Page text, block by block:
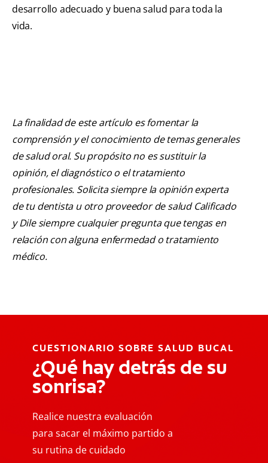
desarrollo adecuado y buena salud para toda la
vida.
La finalidad de este artículo es fomentar la
comprensión y el conocimiento de temas generales
de salud oral. Su propósito no es sustituir la
opinión, el diagnóstico o el tratamiento
profesionales. Solicita siempre la opinión experta
de tu dentista u otro proveedor de salud Calificado
y Dile siempre cualquier pregunta que tengas en
relación con alguna enfermedad o tratamiento
médico.
CUESTIONARIO SOBRE SALUD BUCAL
¿Qué hay detrás de su
sonrisa?
Realice nuestra evaluación
para sacar el máximo partido a
su rutina de cuidado